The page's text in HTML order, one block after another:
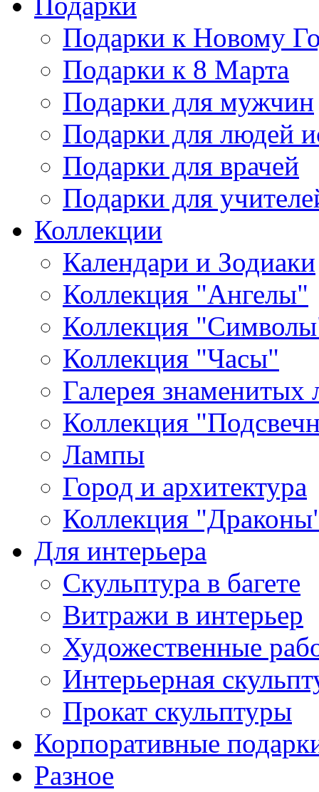
Подарки к Новому
Подарки к 8 Марта
Подарки для мужчин
Подарки для людей
Подарки для врачей
Подарки для
Коллекции
Календари и Зодиаки
Коллекция "Ангелы"
Коллекция
Коллекция "Часы"
Галерея знаменитых
Коллекция
Лампы
Город и архитектура
Коллекция
Для интерьера
Скульптура в багете
Витражи в интерьер
Художественные
Интерьерная
Прокат скульптуры
Корпоративные
Разное